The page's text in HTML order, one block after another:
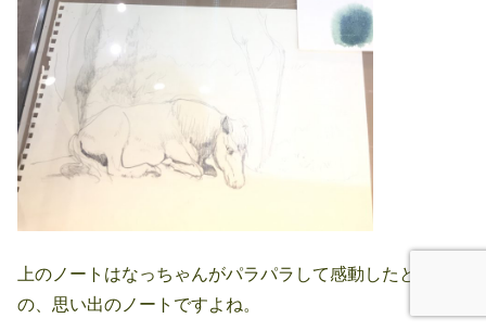
上のノートはなっちゃんがパラパラして感動したとき
の、思い出のノートですよね。